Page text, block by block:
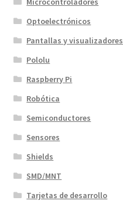
Optoelectrónicos
Pantallas y visualizadores
Pololu
Raspberry Pi
Robótica
Semiconductores
Sensores
Shields
SMD/MNT
Tarjetas de desarrollo